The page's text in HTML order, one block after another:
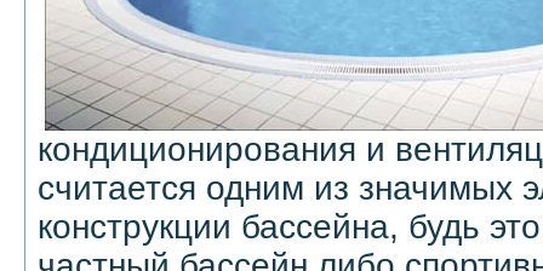
кондиционирования и
считается одним из значимых
конструкции бассейна, будь